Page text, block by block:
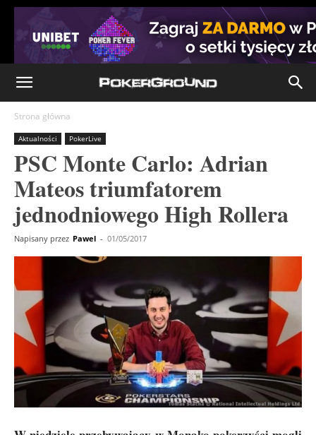
Strona główna
Aktualności PokerLive
PSC Monte Carlo: Adrian
Mateos triumfatorem
jednodniowego High Rollera
Napisany przez Pawel - 01/05/2017